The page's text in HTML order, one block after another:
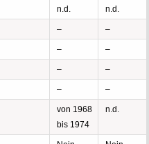
n.d. n.d.
– –
– –
– –
– –
von 1968
bis 1974
n.d.